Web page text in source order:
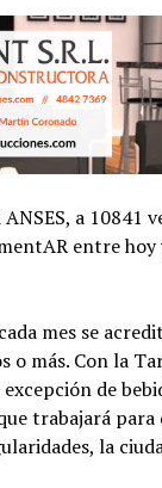
a 10841
entre hoy
mes se
o más. Con la
de
trabajará
la